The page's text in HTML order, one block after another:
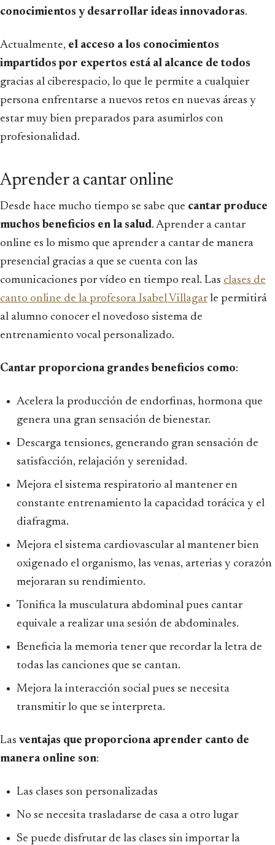
conocimientos y desarrollar ideas innovadoras.
Actualmente, el acceso a los conocimientos
impartidos por expertos está al alcance de todos
gracias al ciberespacio, lo que le permite a cualquier
persona enfrentarse a nuevos retos en nuevas áreas y
estar muy bien preparados para asumirlos con
profesionalidad.
Aprender a cantar online
Desde hace mucho tiempo se sabe que cantar produce
muchos beneficios en la salud. Aprender a cantar
online es lo mismo que aprender a cantar de manera
presencial gracias a que se cuenta con las
comunicaciones por vídeo en tiempo real. Las clases de
canto online de la profesora Isabel Villagarle permitirá
al alumno conocer el novedoso sistema de
entrenamiento vocal personalizado.
Cantar proporciona grandes beneficios como:
Acelera la producción de endorfinas, hormona que
genera una gran sensación de bienestar.
Descarga tensiones, generando gran sensación de
satisfacción, relajación y serenidad.
Mejora el sistema respiratorio al mantener en
constante entrenamiento la capacidad torácica y el
diafragma.
Mejora el sistema cardiovascular al mantener bien
oxigenado el organismo, las venas, arterias y corazón
mejoraran su rendimiento.
Tonifica la musculatura abdominal pues cantar
equivale a realizar una sesión de abdominales.
Beneficia la memoria tener que recordar la letra de
todas las canciones que se cantan.
Mejora la interacción social pues se necesita
transmitir lo que se interpreta.
Las ventajas que proporciona aprender canto de
manera online son:
Las clases son personalizadas
No se necesita trasladarse de casa a otro lugar
Se puede disfrutar de las clases sin importar la